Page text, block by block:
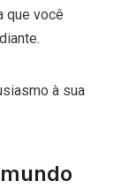
que você
à sua